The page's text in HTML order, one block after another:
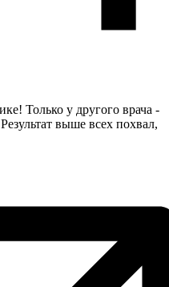
Только у другого врача -
выше всех похвал,